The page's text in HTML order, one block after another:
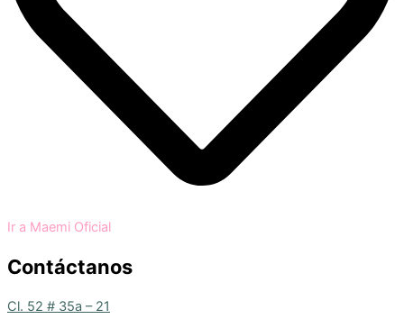
Ir a Maemi Oficial
Contáctanos
Cl. 52 # 35a – 21